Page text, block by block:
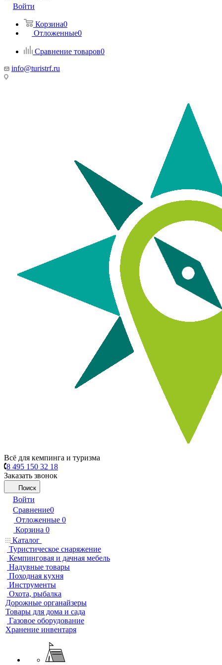
Войти
Корзина0
Отложенные0
Сравнение товаров0
info@turistrf.ru
Всё для кемпинга и туризма
8 495 150 32 18
Заказать звонок
Поиск
Войти
Сравнение0
Отложенные 0
Корзина 0
Каталог
Туристическое снаряжение
Кемпинговая и дачная мебель
Надувные товары
Походная кухня
Инструменты
Охота, рыбалка
Дорожные органайзеры
Товары для дома и сада
Газовое оборудование
Хранение инвентаря